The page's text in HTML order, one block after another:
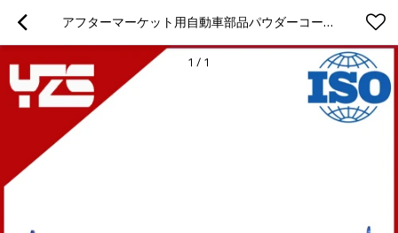
アフターマーケット用自動車部品パウダーコーティングスタビライザーバー
1 / 1